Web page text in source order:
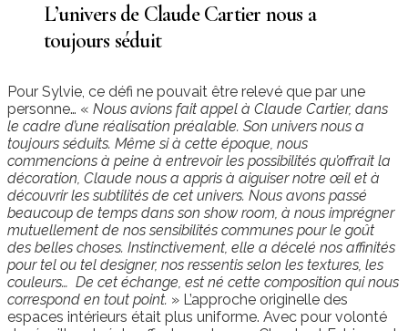
L’univers de Claude Cartier nous a
toujours séduit
Pour Sylvie, ce défi ne pouvait être relevé que par une
personne… « Nous avions fait appel à Claude Cartier, dans
le cadre d’une réalisation préalable. Son univers nous a
toujours séduits. Même si à cette époque, nous
commencions à peine à entrevoir les possibilités qu’offrait la
décoration, Claude nous a appris à aiguiser notre œil et à
découvrir les subtilités de cet univers. Nous avons passé
beaucoup de temps dans son show room, à nous imprégner
mutuellement de nos sensibilités communes pour le goût
des belles choses. Instinctivement, elle a décelé nos affinités
pour tel ou tel designer, nos ressentis selon les textures, les
couleurs… De cet échange, est né cette composition qui nous
correspond en tout point. » L’approche originelle des
espaces intérieurs était plus uniforme. Avec pour volonté